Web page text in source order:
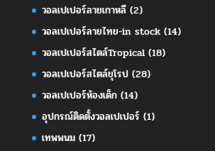
วอลเปเปอร์ลายเกาหลี(2)
วอลเปเปอร์ลายไทย-in stock(14)
วอลเปเปอร์สไตล์Tropical(18)
วอลเปเปอร์สไตล์ยุโรป(28)
วอลเปเปอร์ห้องเด็ก(14)
อุปกรณ์ติดตั้งวอลเปเปอร์ (1)
เทพพนม(17)